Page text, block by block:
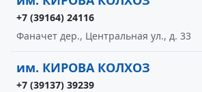
+7 (39164) 24116
Фаначет дер., Центральная ул., д. 33
им. КИРОВА КОЛХОЗ
+7 (39137) 39239